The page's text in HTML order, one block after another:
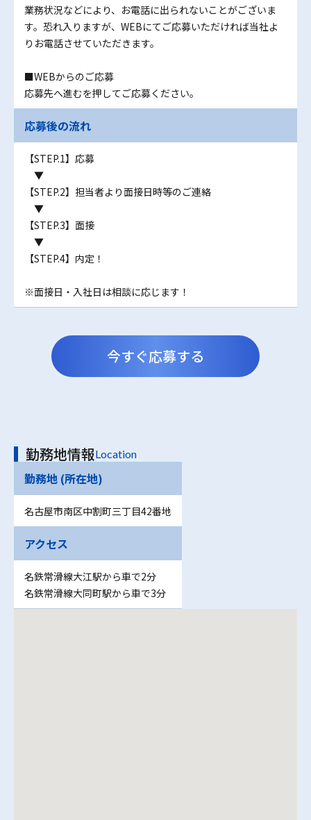
業務状況などにより、お電話に出られないことがございま
す。恐れ入りますが、WEBにてご応募いただければ当社よ
りお電話させていただきます。
■WEBからのご応募
応募先へ進むを押してご応募ください。
応募後の流れ
【STEP.1】応募
▼
【STEP.2】担当者より面接日時等のご連絡
▼
【STEP.3】面接
▼
【STEP.4】内定！
※面接日・入社日は相談に応じます！
今すぐ応募する
勤務地情報Location
勤務地 (所在地)
名古屋市南区中割町三丁目42番地
アクセス
名鉄常滑線大江駅から車で2分
名鉄常滑線大同町駅から車で3分